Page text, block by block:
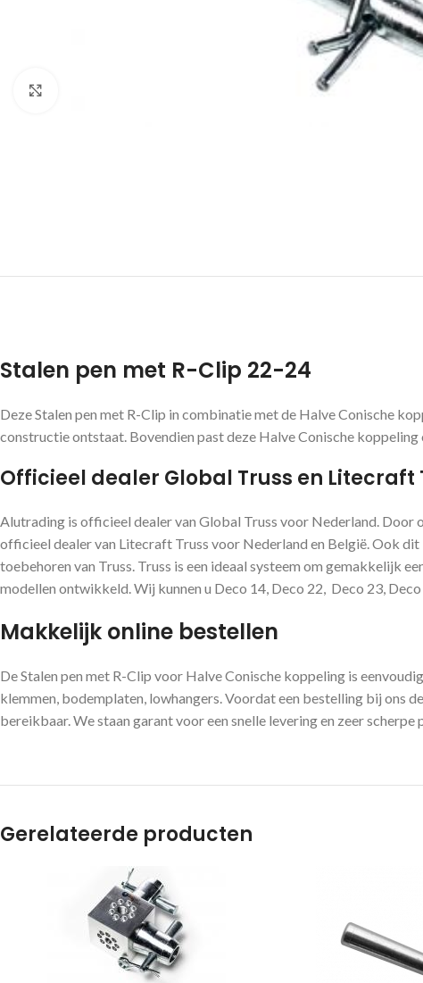
Stalen pen met R-Clip 22-24
Deze Stalen pen met R-Clip in combinatie met de Halve Conische
constructie ontstaat. Bovendien past deze Halve Conische
Officieel dealer Global Truss en Litecraft
Alutrading is officieel dealer van Global Truss voor Nederland. Door
officieel dealer van Litecraft Truss voor Nederland en België. Ook
toebehoren van Truss. Truss is een ideaal systeem om gemakkelijk
modellen ontwikkeld. Wij kunnen u Deco 14, Deco 22, Deco 23,
Makkelijk online bestellen
De Stalen pen met R-Clip voor Halve Conische koppeling is
klemmen, bodemplaten, lowhangers. Voordat een bestelling bij ons
bereikbaar. We staan garant voor een snelle levering en zeer scherpe
Gerelateerde producten